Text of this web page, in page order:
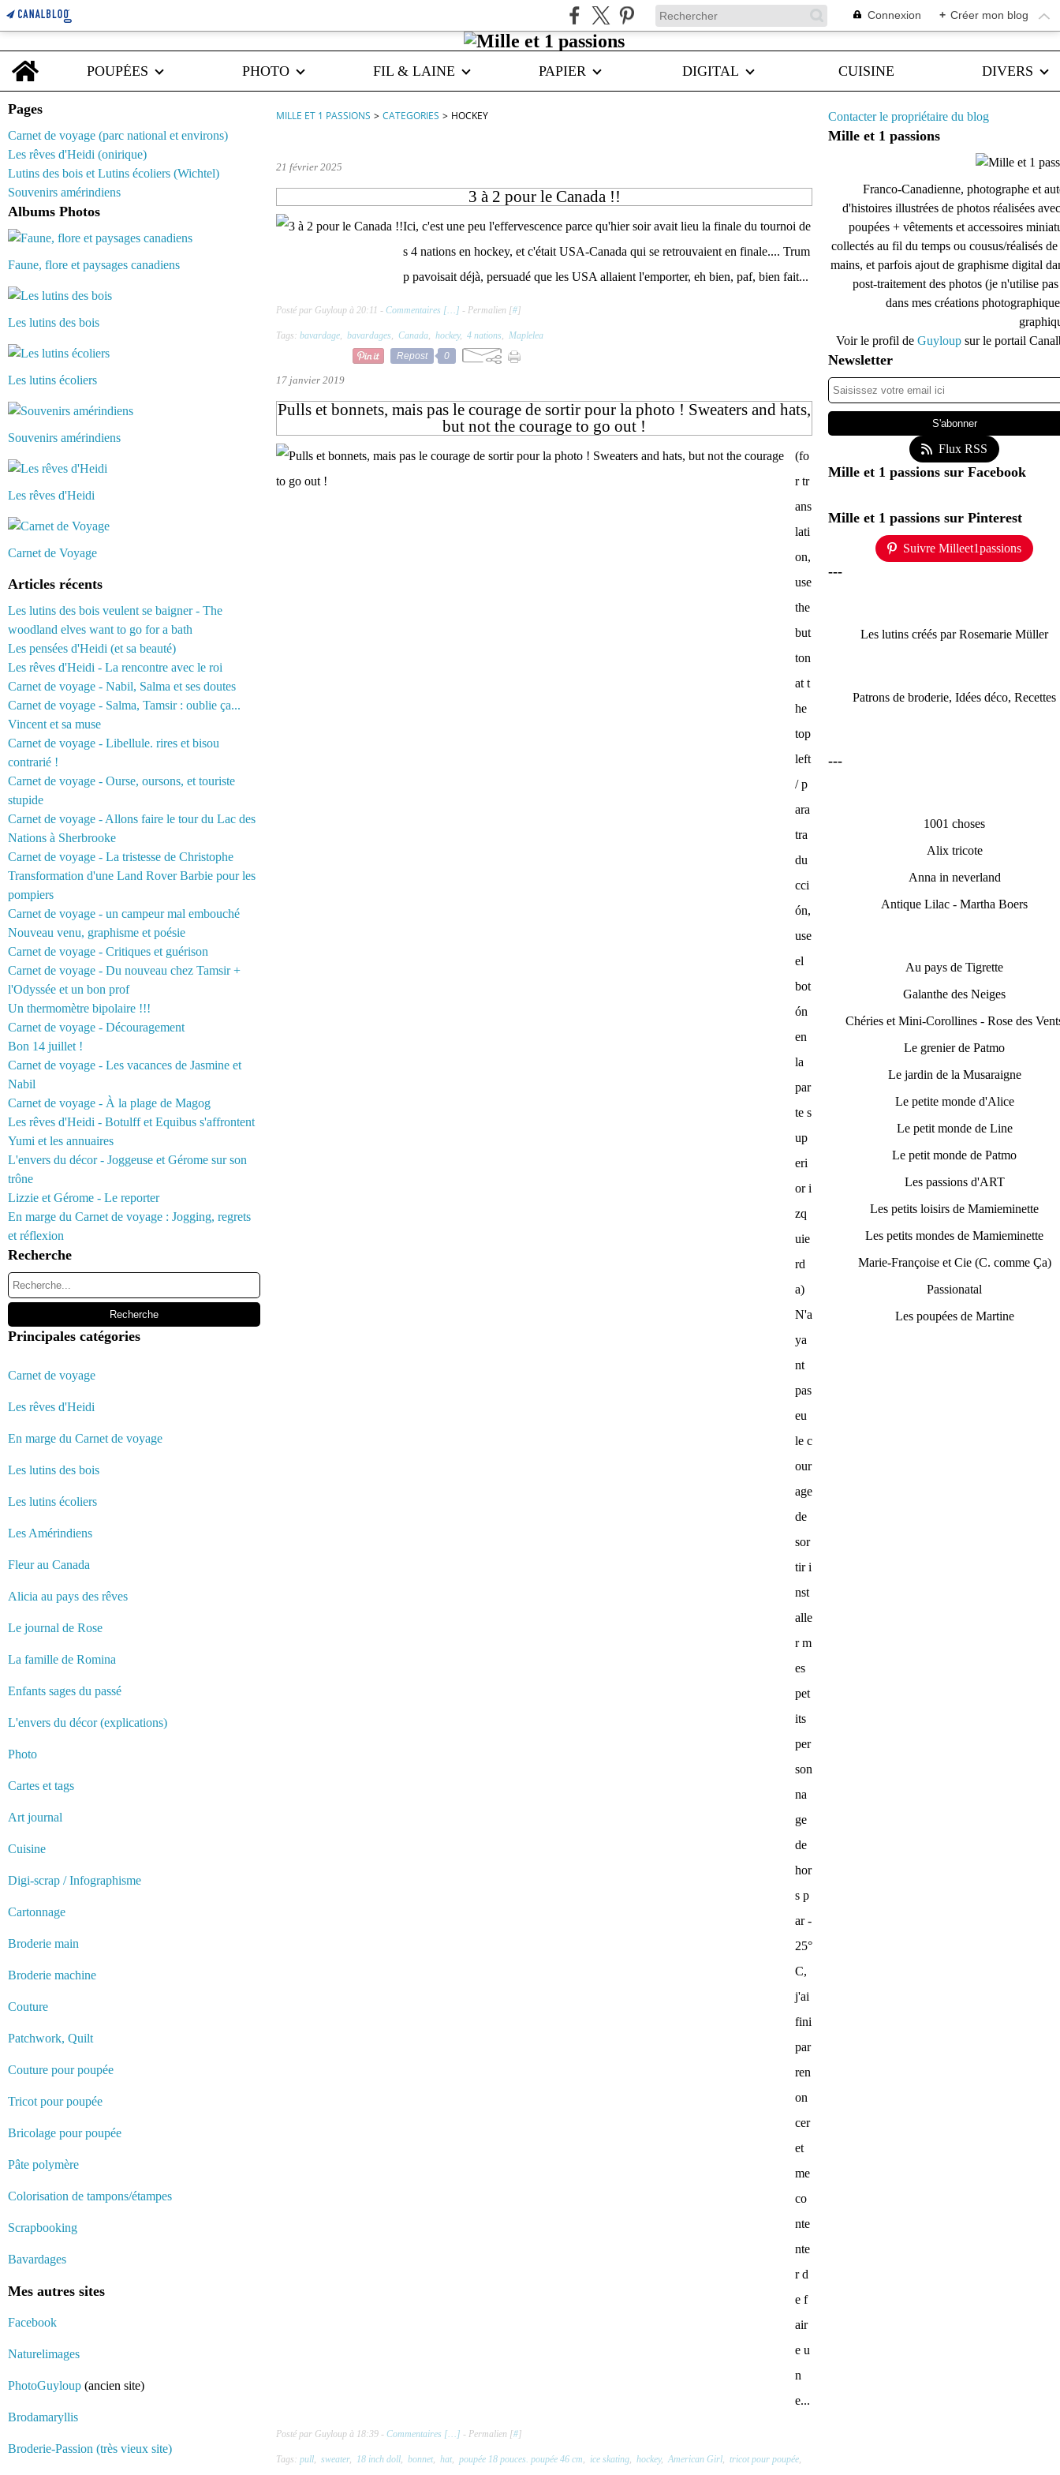
Connexion + Créer mon blog
Home
POUPÉES
PHOTO FIL & LAINE PAPIER DIGITAL CUISINE DIVERS
Pages
Carnet de voyage (parc national et environs)
Les rêves d'Heidi (onirique)
Lutins des bois et Lutins écoliers (Wichtel)
Souvenirs amérindiens
Albums Photos
Faune, flore et paysages canadiens
Les lutins des bois
Les lutins écoliers
Souvenirs amérindiens
Les rêves d'Heidi
Carnet de Voyage
Articles récents
Les lutins des bois veulent se baigner - The
woodland elves want to go for a bath
Les pensées d'Heidi (et sa beauté)
Les rêves d'Heidi - La rencontre avec le roi
Carnet de voyage - Nabil, Salma et ses doutes
Carnet de voyage - Salma, Tamsir : oublie ça...
Vincent et sa muse
Carnet de voyage - Libellule. rires et bisou
contrarié !
Carnet de voyage - Ourse, oursons, et touriste
stupide
Carnet de voyage - Allons faire le tour du Lac des
Nations à Sherbrooke
Carnet de voyage - La tristesse de Christophe
Transformation d'une Land Rover Barbie pour les
pompiers
Carnet de voyage - un campeur mal embouché
Nouveau venu, graphisme et poésie
Carnet de voyage - Critiques et guérison
Carnet de voyage - Du nouveau chez Tamsir +
l'Odyssée et un bon prof
Un thermomètre bipolaire !!!
Carnet de voyage - Découragement
Bon 14 juillet !
Carnet de voyage - Les vacances de Jasmine et
Nabil
Carnet de voyage - À la plage de Magog
Les rêves d'Heidi - Botulff et Equibus s'affrontent
Yumi et les annuaires
L'envers du décor - Joggeuse et Gérome sur son
trône
Lizzie et Gérome - Le reporter
En marge du Carnet de voyage : Jogging, regrets
et réflexion
Recherche
Principales catégories
Carnet de voyage
Les rêves d'Heidi
En marge du Carnet de voyage
Les lutins des bois
Les lutins écoliers
Les Amérindiens
Fleur au Canada
Alicia au pays des rêves
Le journal de Rose
La famille de Romina
Enfants sages du passé
L'envers du décor (explications)
Photo
Cartes et tags
Art journal
Cuisine
Digi-scrap / Infographisme
Cartonnage
Broderie main
Broderie machine
Couture
Patchwork, Quilt
Couture pour poupée
Tricot pour poupée
Bricolage pour poupée
Pâte polymère
Colorisation de tampons/étampes
Scrapbooking
Bavardages
Mes autres sites
Facebook
Naturelimages
PhotoGuyloup (ancien site)
Brodamaryllis
Broderie-Passion (très vieux site)
MILLE ET 1 PASSIONS > CATEGORIES > HOCKEY
21 février 2025
3 à 2 pour le Canada !!
Ici, c'est une peu l'effervescence parce qu'hier soir avait lieu la finale du tournoi de
s 4 nations en hockey, et c'était USA-Canada qui se retrouvaient en finale.... Trum
p pavoisait déjà, persuadé que les USA allaient l'emporter, eh bien, paf, bien fait...
Posté par Guyloup à 20:11 - Commentaires [… ] - Permalien [#]
Tags: bavardage, bavardages, Canada, hockey, 4 nations, Maplelea
Repost
0
17 janvier 2019
Pulls et bonnets, mais pas le courage de sortir pour la photo ! Sweaters and hats,
but not the courage to go out !
(fo
r tr
ans
lati
on,
use
the
but
ton
at t
he
top
left
/ p
ara
tra
du
cci
ón,
use
el
bot
ón
en
la
par
te s
up
eri
or i
zq
uie
rd
a)
N'a
ya
nt
pas
eu
le c
our
age
de
sor
tir i
nst
alle
r m
es
pet
its
per
son
na
ge
de
hor
s p
ar -
25°
C,
j'ai
fini
par
ren
on
cer
et
me
co
nte
nte
r d
e f
air
e u
n
e...
Posté par Guyloup à 18:39 - Commentaires [… ] - Permalien [#]
Tags: pull, sweater, 18 inch doll, bonnet, hat, poupée 18 pouces. poupée 46 cm, ice skating, hockey, American Girl, tricot pour poupée,
Contacter le propriétaire du blog
Mille et 1 passions
Franco-Canadienne, photographe et
d'histoires illustrées de photos réalisées
poupées + vêtements et accessoires
collectés au fil du temps ou cousus/réalisés de
mains, et parfois ajout de graphisme digital
post-traitement des photos (je n'utilise
dans mes créations
Voir le profil de Guyloup sur le portail
Newsletter
Flux RSS
Mille et 1 passions sur Facebook
Mille et 1 passions sur Pinterest
Suivre Milleet1passions
---
Les lutins créés par Rosemarie Müller
Patrons de broderie, Idées déco, Recettes
---
1001 choses
Alix tricote
Anna in neverland
Antique Lilac - Martha Boers
Au pays de Tigrette
Galanthe des Neiges
Chéries et Mini-Corollines - Rose des
Le grenier de Patmo
Le jardin de la Musaraigne
Le petite monde d'Alice
Le petit monde de Line
Le petit monde de Patmo
Les passions d'ART
Les petits loisirs de Mamieminette
Les petits mondes de Mamieminette
Marie-Françoise et Cie (C. comme Ça)
Passionatal
Les poupées de Martine